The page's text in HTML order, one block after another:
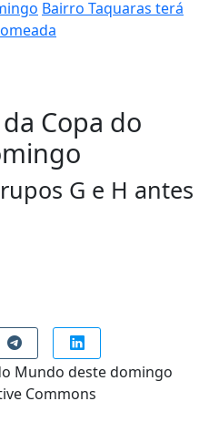
Bairro Taquaras terá
Copa do
G e H antes
Commons